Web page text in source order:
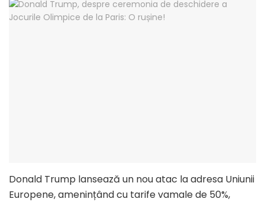
Donald Trump lansează un nou atac la adresa Uniunii
Europene, amenințând cu tarife vamale de 50%,